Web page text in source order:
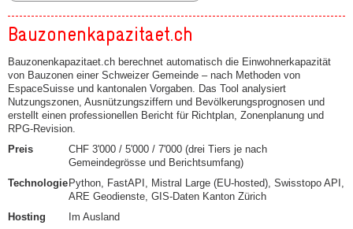
Bauzonenkapazitaet.ch
Bauzonenkapazitaet.ch berechnet automatisch die Einwohnerkapazität
von Bauzonen einer Schweizer Gemeinde – nach Methoden von
EspaceSuisse und kantonalen Vorgaben. Das Tool analysiert
Nutzungszonen, Ausnützungsziffern und Bevölkerungsprognosen und
erstellt einen professionellen Bericht für Richtplan, Zonenplanung und
RPG-Revision.
Preis
CHF 3'000 / 5'000 / 7'000 (drei Tiers je nach
Gemeindegrösse und Berichtsumfang)
Technologie Python, FastAPI, Mistral Large (EU-hosted), Swisstopo API,
ARE Geodienste, GIS-Daten Kanton Zürich
Hosting
Im Ausland